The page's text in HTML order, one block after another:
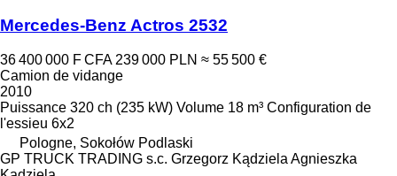
Mercedes-Benz Actros 2532
36 400 000 F CFA 239 000 PLN ≈ 55 500 €
Camion de vidange
2010
Puissance 320 ch (235 kW) Volume 18 m³ Configuration de
l'essieu 6x2
Pologne, Sokołów Podlaski
GP TRUCK TRADING s.c. Grzegorz Kądziela Agnieszka